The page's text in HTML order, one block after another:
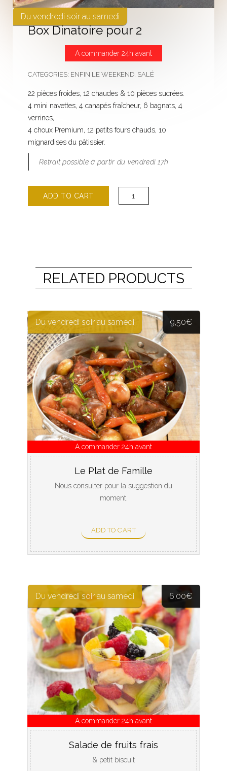
Box Dinatoire pour 2
A commander 24h avant
Du vendredi soir au samedi
CATEGORIES: ENFIN LE WEEKEND SALÉ
22 pièces froides, 12 chaudes & 10 pièces sucrées.
4 mini navettes, 4 canapés fraîcheur, 6 bagnats, 4
verrines,
4 choux Premium, 12 petits fours chauds, 10
mignardises du pâtissier.
Retrait possible à partir du vendredi 17h
ADD TO CART
Dinatoire
RELATED PRODUCTS
A commander 24h avant
Du vendredi soir au samedi 9,50€
Le Plat de Famille
Nous consulter pour la suggestion du
moment.
ADD TO CART
A commander 24h avant
Du vendredi soir au samedi 6,00€
Salade de fruits frais
& petit biscuit